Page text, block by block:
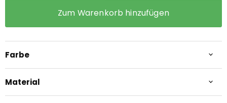
Zum Warenkorb hinzufügen
Farbe
Material